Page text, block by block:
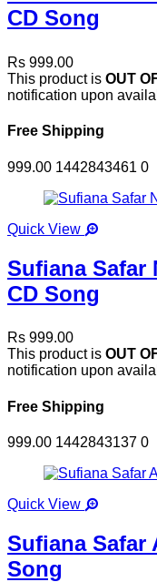
CD Song
Rs 999.00
This product is OUT
notification upon
Free Shipping
999.00 1442843461 0
Quick View
Sufiana Safar
CD Song
Rs 999.00
This product is OUT
notification upon
Free Shipping
999.00 1442843137 0
Quick View
Sufiana Safar
Song